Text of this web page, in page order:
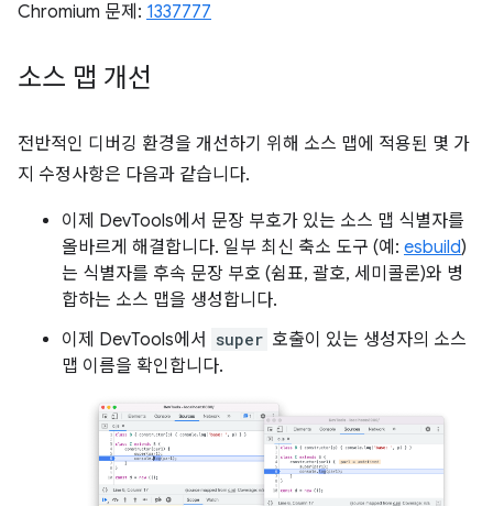
Chromium 문제: 1337777
소스 맵 개선
전반적인 디버깅 환경을 개선하기 위해 소스 맵에 적용된 몇 가
지 수정사항은 다음과 같습니다.
이제 DevTools에서 문장 부호가 있는 소스 맵 식별자를
올바르게 해결합니다. 일부 최신 축소 도구 (예: esbuild)
는 식별자를 후속 문장 부호 (쉼표, 괄호, 세미콜론)와 병
합하는 소스 맵을 생성합니다.
이제 DevTools에서
super 호출이 있는 생성자의 소스
맵 이름을 확인합니다.